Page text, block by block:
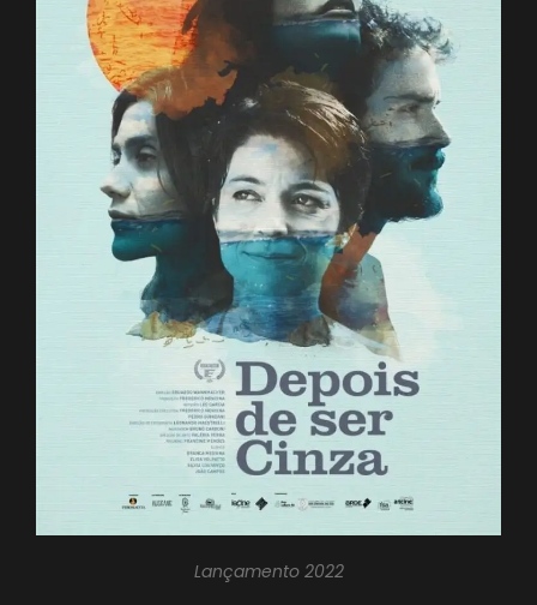
Lançamento 2022